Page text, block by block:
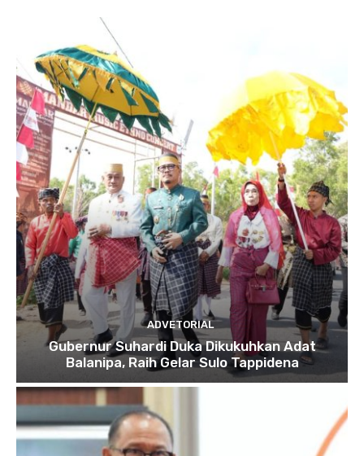
ADVETORIAL
Gubernur Suhardi Duka Dikukuhkan Adat
Balanipa, Raih Gelar Sulo Tappidena